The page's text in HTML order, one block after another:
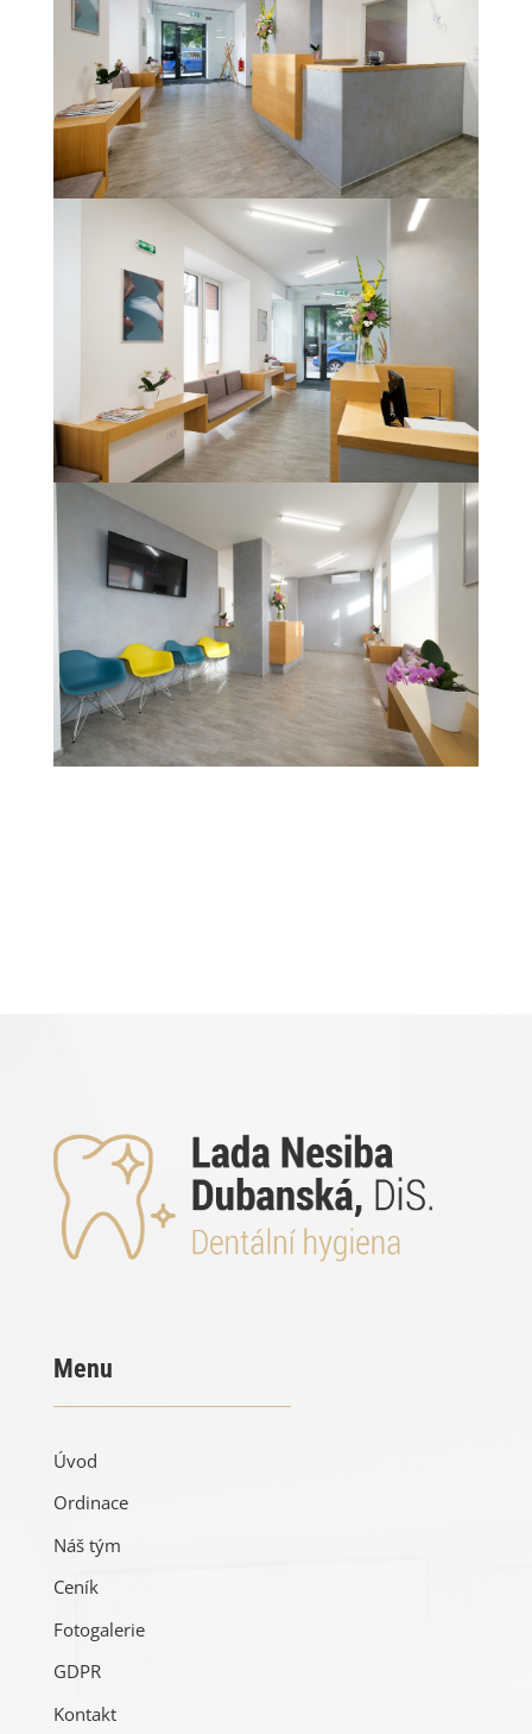
Menu
Úvod
Ordinace
Náš tým
Ceník
Fotogalerie
GDPR
Kontakt